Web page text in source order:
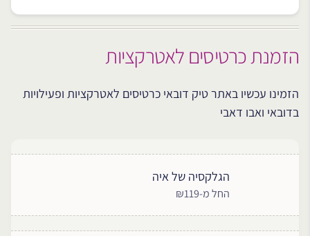
הזמנת כרטיסים לאטרקציות
הזמינו עכשיו באתר טיק דובאי כרטיסים לאטרקציות ופעילויות
בדובאי ואבו דאבי
הגלקסיה של איה
החל מ-₪119